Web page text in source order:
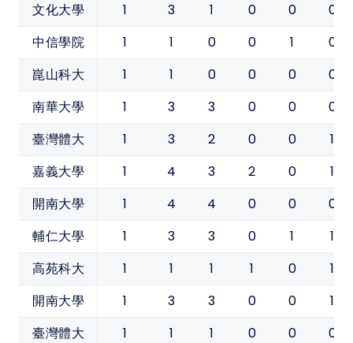
文化大學 1 3 1 0 0 0
中信學院 1 1 0 0 1 0
崑山科大 1 1 0 0 0 0
南華大學 1 3 3 0 0 0
臺灣體大 1 3 2 0 0 1
嘉義大學 1 4 3 2 0 1
開南大學 1 4 4 0 0 0
輔仁大學 1 3 3 0 1 1
高苑科大 1 1 1 1 0 1
開南大學 1 3 3 0 0 1
臺灣體大 1 1 1 0 0 0